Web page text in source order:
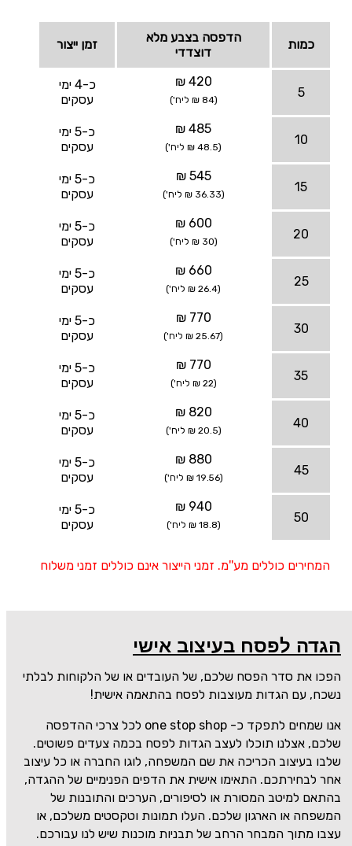
כמות
הדפסה בצבע מלא
דוצדדי
זמן ייצור
5
420 ₪
(84 ₪ ליח')
כ-4 ימי
עסקים
10
485 ₪
(48.5 ₪ ליח')
כ-5 ימי
עסקים
15
545 ₪
(36.33 ₪ ליח')
כ-5 ימי
עסקים
20
600 ₪
(30 ₪ ליח')
כ-5 ימי
עסקים
25
660 ₪
(26.4 ₪ ליח')
כ-5 ימי
עסקים
30
770 ₪
(25.67 ₪ ליח')
כ-5 ימי
עסקים
35
770 ₪
(22 ₪ ליח')
כ-5 ימי
עסקים
40
820 ₪
(20.5 ₪ ליח')
כ-5 ימי
עסקים
45
880 ₪
(19.56 ₪ ליח')
כ-5 ימי
עסקים
50
940 ₪
(18.8 ₪ ליח')
כ-5 ימי
עסקים
המחירים כוללים מע''מ. זמני הייצור אינם כוללים זמני משלוח
הגדה לפסח בעיצוב אישי
הפכו את סדר הפסח שלכם, של העובדים או של הלקוחות לבלתי
נשכח, עם הגדות מעוצבות לפסח בהתאמה אישית!
אנו שמחים לתפקד כ- one stop shop לכל צרכי ההדפסה
שלכם, אצלנו תוכלו לעצב הגדות לפסח בכמה צעדים פשוטים.
שלבו בעיצוב הכריכה את שם המשפחה, לוגו החברה או כל עיצוב
אחר לבחירתכם. התאימו אישית את הדפים הפנימיים של ההגדה,
בהתאם למיטב המסורת או לסיפורים, הערכים והתובנות של
המשפחה או הארגון שלכם. העלו תמונות וטקסטים משלכם, או
עצבו מתוך המבחר הרחב של תבניות מוכנות שיש לנו עבורכם.